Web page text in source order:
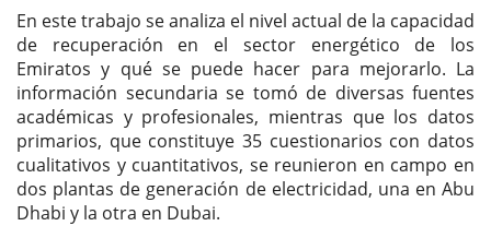
En este trabajo se analiza el nivel actual de la capacidad
de recuperación en el sector energético de los
Emiratos y qué se puede hacer para mejorarlo. La
información secundaria se tomó de diversas fuentes
académicas y profesionales, mientras que los datos
primarios, que constituye 35 cuestionarios con datos
cualitativos y cuantitativos, se reunieron en campo en
dos plantas de generación de electricidad, una en Abu
Dhabi y la otra en Dubai.